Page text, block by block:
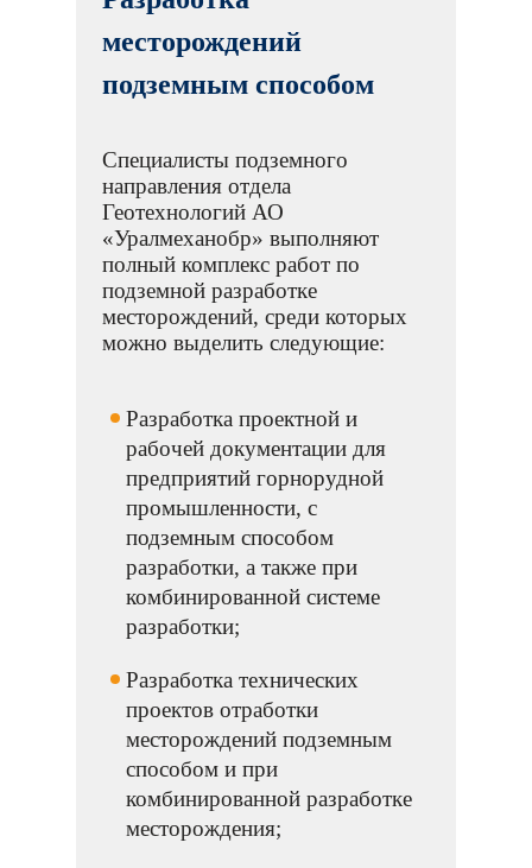
месторождений
подземным способом
Специалисты подземного
направления отдела
Геотехнологий АО
«Уралмеханобр» выполняют
полный комплекс работ по
подземной разработке
месторождений, среди которых
можно выделить следующие:
Разработка проектной и
рабочей документации для
предприятий горнорудной
промышленности, с
подземным способом
разработки, а также при
комбинированной системе
разработки;
Разработка технических
проектов отработки
месторождений подземным
способом и при
комбинированной разработке
месторождения;